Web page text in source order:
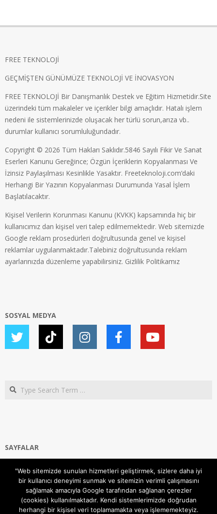
FREE TEKNOLOJİ
GEÇMİŞTEN GÜNÜMÜZE TEKNOLOJİ VE İNOVASYON
FREE TEKNOLOJİ Bir Danışmanlık Destek ve Eğitim Hizmetidir.Site
üzerindeki tüm makaleler ve içerikler bilgi amaçlıdır. Hatalı işlem
nedeni ile sistemlerinizde oluşacak her türlü sorun,arıza vb..
durumlar kullanıcı sorumluluğundadır.
Copyright © 2026 Tüm Hakları Saklıdır.5846 Sayılı Fikir Ve Sanat
Eserleri Kanunu Gereğince; Özgün İçeriklerin Kopyalanması Ve
İzinsiz Paylaşılması Kesinlikle Yasaktır. Freeteknoloji.com’daki
Herhangi Bir Yazının Kopyalanması Durumunda Yasal İşlem
Başlatılacaktır.
Kişisel Verilerin Korunması Kanunu (KVKK) kapsamında hiç bir
kullanıcımız dan kişisel veri talep edilmemektedir. Web sitemizde
Google reklam prosedürleri doğrultusunda genel ve kişisel
reklamlar uygulanmaktadır.Talebiniz doğrultusunda reklam
ayarlarınızda düzenleme yapabilirsiniz. Gizlilik Politikamız
SOSYAL MEDYA
Search
SAYFALAR
Gizlilik ve Çerezler (Cookies) Politikası
Hakkımızda
İletişim Kanalları
MODEM KURULUM
"Web sitemizde sunulan hizmetleri geliştirmek, sizlere daha iyi
bir kullanıcı deneyimi sunmak ve sitemizin verimli çalışmasını
sağlamak amacıyla Google tarafından sağlanan çerezler
(cookies) kullanılmaktadır. Kendi sistemlerimizde doğrudan
herhangi bir kişisel veri toplamamakta veya işlememekteyiz.